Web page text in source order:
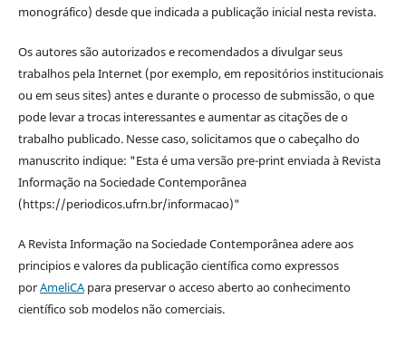
monográfico) desde que indicada a publicação inicial nesta revista.
Os autores são autorizados e recomendados a divulgar seus
trabalhos pela Internet (por exemplo, em repositórios institucionais
ou em seus sites) antes e durante o processo de submissão, o que
pode levar a trocas interessantes e aumentar as citações de o
trabalho publicado. Nesse caso, solicitamos que o cabeçalho do
manuscrito indique: "Esta é uma versão pre-print enviada à Revista
Informação na Sociedade Contemporânea
(https://periodicos.ufrn.br/informacao)"
A Revista Informação na Sociedade Contemporânea adere aos
principios e valores da publicação científica como expressos
porAmeliCApara preservar o acceso aberto ao conhecimento
científico sob modelos não comerciais.